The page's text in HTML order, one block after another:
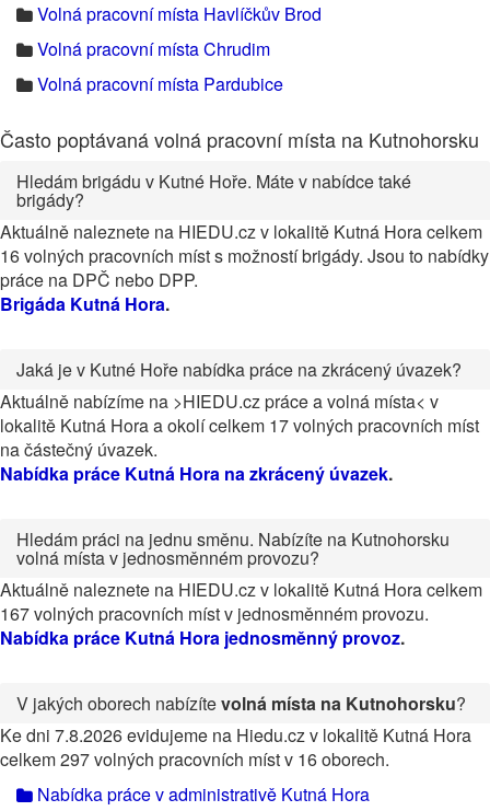
Volná pracovní místa Havlíčkův Brod
Volná pracovní místa Chrudim
Volná pracovní místa Pardubice
Často poptávaná volná pracovní místa na Kutnohorsku
Hledám brigádu v Kutné Hoře. Máte v nabídce také
brigády?
Aktuálně naleznete na HIEDU.cz v lokalitě Kutná Hora celkem
16 volných pracovních míst s možností brigády. Jsou to nabídky
práce na DPČ nebo DPP.
Brigáda Kutná Hora.
Jaká je v Kutné Hoře nabídka práce na zkrácený úvazek?
Aktuálně nabízíme na >HIEDU.cz práce a volná místa< v
lokalitě Kutná Hora a okolí celkem 17 volných pracovních míst
na částečný úvazek.
Nabídka práce Kutná Hora na zkrácený úvazek.
Hledám práci na jednu směnu. Nabízíte na Kutnohorsku
volná místa v jednosměnném provozu?
Aktuálně naleznete na HIEDU.cz v lokalitě Kutná Hora celkem
167 volných pracovních míst v jednosměnném provozu.
Nabídka práce Kutná Hora jednosměnný provoz.
V jakých oborech nabízítevolná místa na Kutnohorsku?
Ke dni 7.8.2026 evidujeme na Hiedu.cz v lokalitě Kutná Hora
celkem 297 volných pracovních míst v 16 oborech.
Nabídka práce v administrativě Kutná Hora